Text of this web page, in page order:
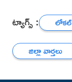
ట్యాగ్స్ : లోకల్
జిల్లా వార్తలు